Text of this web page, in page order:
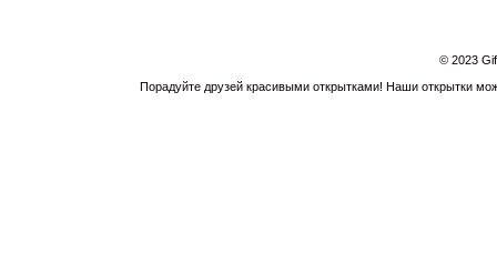
© 2023
Порадуйте друзей красивыми открытками! Наши открытки